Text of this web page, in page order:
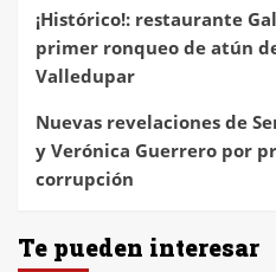
¡Histórico!: restaurante
primer ronqueo de atún
Valledupar
Nuevas revelaciones de
y Verónica Guerrero por
corrupción
Te pueden interesar